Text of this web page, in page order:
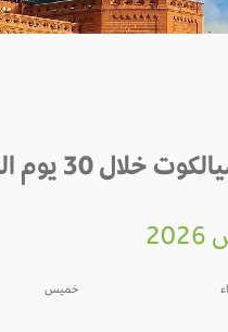
30 يوم القادمة
خميس